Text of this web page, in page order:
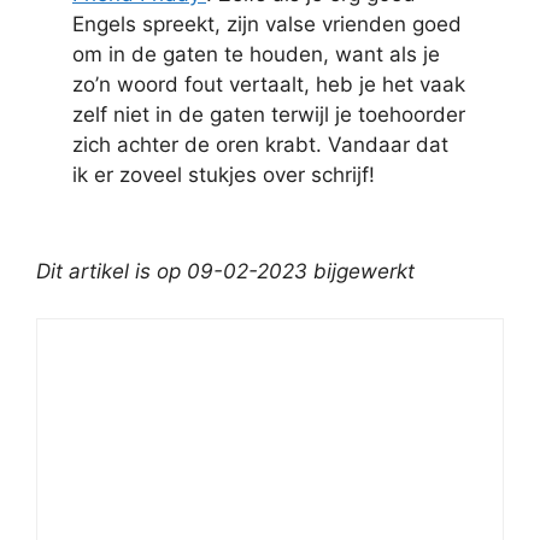
Engels spreekt, zijn valse vrienden goed
om in de gaten te houden, want als je
zo’n woord fout vertaalt, heb je het vaak
zelf niet in de gaten terwijl je toehoorder
zich achter de oren krabt. Vandaar dat
ik er zoveel stukjes over schrijf!
Dit artikel is op 09-02-2023 bijgewerkt